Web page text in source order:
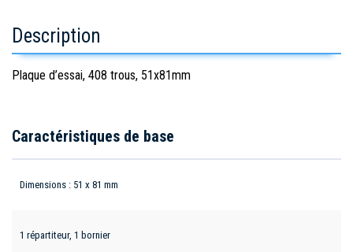
Description
Plaque d’essai, 408 trous, 51x81mm
Caractéristiques de base
Dimensions : 51 x 81 mm
1 répartiteur, 1 bornier